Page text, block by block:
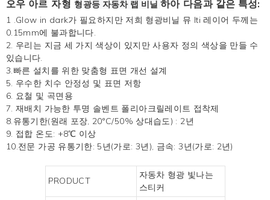
오우 아르 자형 형광등 자동차 랩 비닐 하아 다음과 같은 특성:
1 .Glow in dark가 필요하지만 저희 형광비닐 뮤 lti 레이어 두께는
0.15mm에 불과합니다.
2. 우리는 지금 세 가지 색상이 있지만 사용자 정의 색상을 만들 수
있습니다.
3.빠른 설치를 위한 맞춤형 표면 개선 설계
5. 우수한 치수 안정성 및 표면 저항
6. 요철 및 곡면용
7. 재배치 가능한 투명 솔벤트 폴리아크릴레이트 접착제
8.유통기한(원래 포장, 20°C/50% 상대습도) : 2년
9. 접합 온도: +8℃ 이상
10.전문 가공 유통기한: 5년(가로: 3년), 금속: 3년(가로: 2년)
PRODUCT
자동차 형광 빛나는
스티커